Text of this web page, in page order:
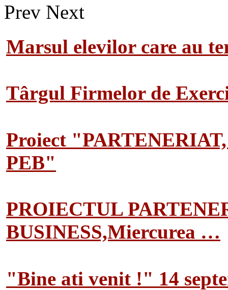
Prev Next
Marsul elevilor care au
Târgul Firmelor de
Proiect
PEB"
PROIECTUL
BUSINESS,Miercurea …
"Bine ati venit !" 14